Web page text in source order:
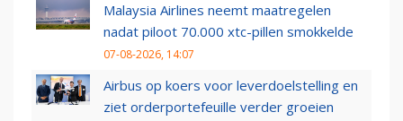
Malaysia Airlines neemt maatregelen
nadat piloot 70.000 xtc-pillen smokkelde
07-08-2026, 14:07
Airbus op koers voor leverdoelstelling en
ziet orderportefeuille verder groeien